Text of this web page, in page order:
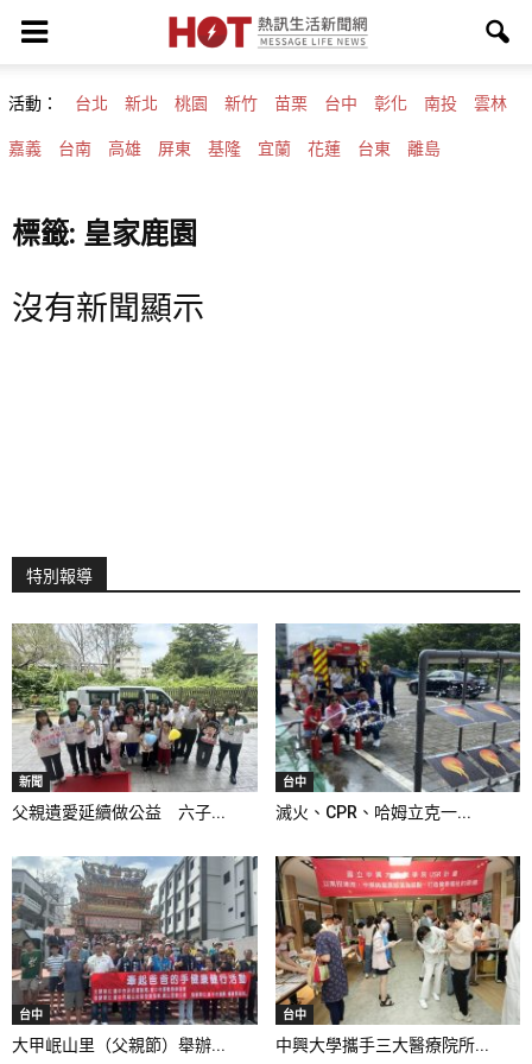
活動： 台北 新北 桃園 新竹 苗栗 台中 彰化 南投 雲林
嘉義 台南 高雄 屏東 基隆 宜蘭 花蓮 台東 離島
標籤: 皇家鹿園
沒有新聞顯示
特別報導
新聞
父親遺愛延續做公益 六子...
台中
滅火、CPR、哈姆立克一...
台中
大甲岷山里（父親節）舉辦...
台中
中興大學攜手三大醫療院所...